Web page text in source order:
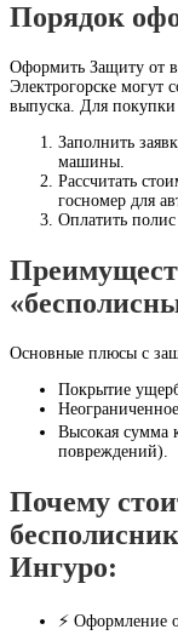
Порядок
Оформить Защиту от
Электрогорске могут
выпуска. Для покупки
Заполнить
машины.
Рассчитать
госномер для
Оплатить
Основные плюсы с
Покрытие
Высокая сумма
повреждений).
Почему
Ингуро:
⚡ Оформление